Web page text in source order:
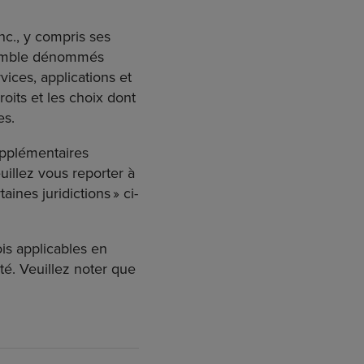
y compris ses
dénommés
applications et
et les choix dont
vous reporter à
juridictions » ci-
applicables en
Veuillez noter que